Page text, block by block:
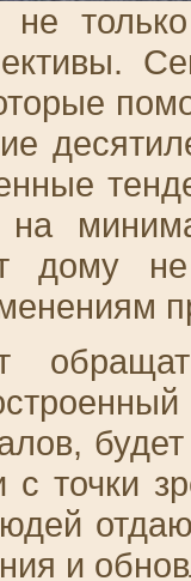
дому
с точки
и